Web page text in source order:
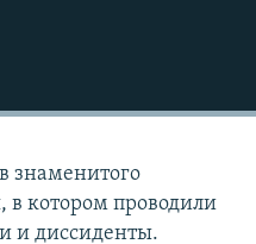
знаменитого
в котором проводили
и диссиденты.